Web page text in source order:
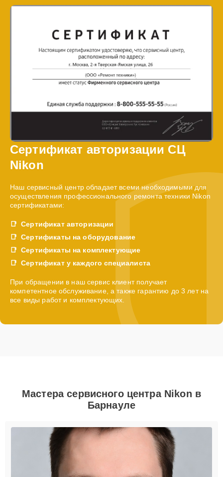
Сертификат авторизации СЦ
Nikon
Наш сервисный центр обладает всеми необходимыми для
осуществления профессионального ремонта техники Nikon
сертификатами:
Сертификат авторизации
Сертификаты на оборудование
Сертификаты на комплектующие
Сертификат у каждого специалиста
При обращении в наш сервис клиент получает
компетентное обслуживание, а также гарантию до 3 лет на
все виды работ и комплектующих.
Мастера сервисного центра Nikon в
Барнауле